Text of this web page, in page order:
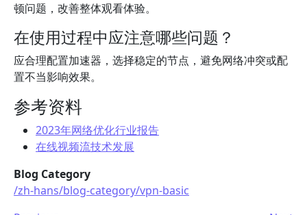
顿问题，改善整体观看体验。
在使用过程中应注意哪些问题？
应合理配置加速器，选择稳定的节点，避免网络冲突或配
置不当影响效果。
参考资料
2023年网络优化行业报告
在线视频流技术发展
Blog Category
/zh-hans/blog-category/vpn-basic